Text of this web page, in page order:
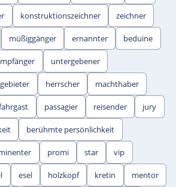
konstruktionszeichner zeichner
müßiggänger ernannter beduine
untergebener
gebieter herrscher machthaber
passagier reisender jury
berühmte persönlichkeit
promi star vip
esel holzkopf kretin mentor